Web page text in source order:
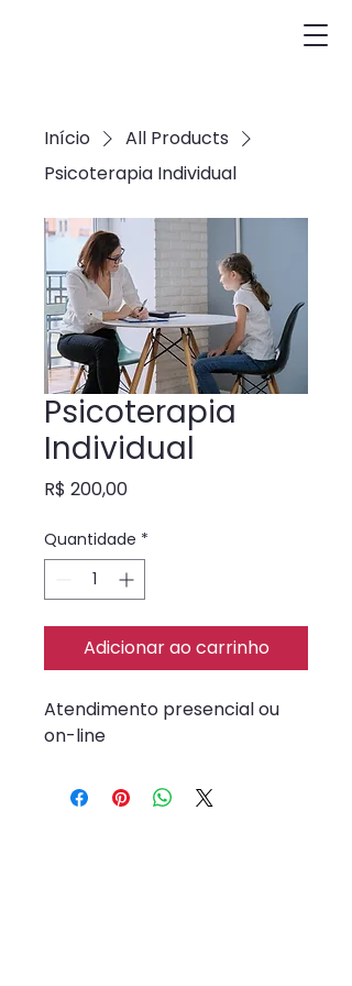
Início
All Products
Psicoterapia Individual
Psicoterapia
Individual
R$ 200,00Preço
Quantidade *
Adicionar ao carrinho
Atendimento presencial ou
on-line